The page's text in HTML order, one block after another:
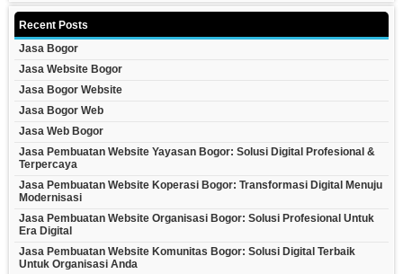
Recent Posts
Jasa Bogor
Jasa Website Bogor
Jasa Bogor Website
Jasa Bogor Web
Jasa Web Bogor
Jasa Pembuatan Website Yayasan Bogor: Solusi Digital Profesional &
Terpercaya
Jasa Pembuatan Website Koperasi Bogor: Transformasi Digital Menuju
Modernisasi
Jasa Pembuatan Website Organisasi Bogor: Solusi Profesional Untuk
Era Digital
Jasa Pembuatan Website Komunitas Bogor: Solusi Digital Terbaik
Untuk Organisasi Anda